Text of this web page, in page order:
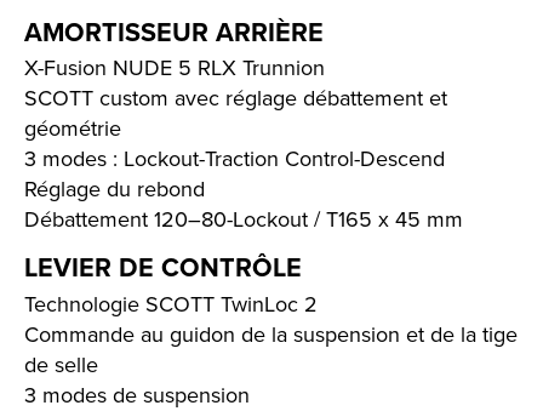
AMORTISSEUR ARRIÈRE
X-Fusion NUDE 5 RLX Trunnion
SCOTT custom avec réglage débattement et
géométrie
3 modes : Lockout-Traction Control-Descend
Réglage du rebond
Débattement 120–80-Lockout / T165 x 45 mm
LEVIER DE CONTRÔLE
Technologie SCOTT TwinLoc 2
Commande au guidon de la suspension et de la tige
de selle
3 modes de suspension